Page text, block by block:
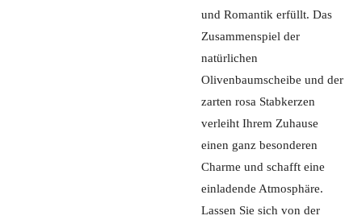
und Romantik erfüllt. Das
Zusammenspiel der
natürlichen
Olivenbaumscheibe und der
zarten rosa Stabkerzen
verleiht Ihrem Zuhause
einen ganz besonderen
Charme und schafft eine
einladende Atmosphäre.
Lassen Sie sich von der